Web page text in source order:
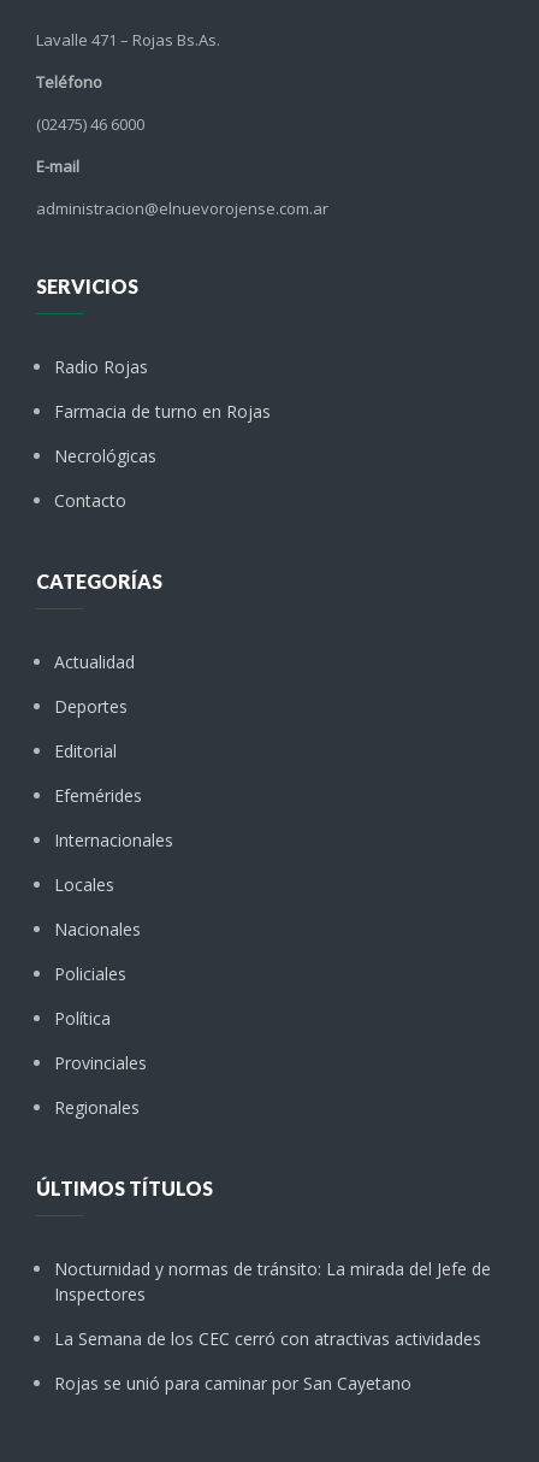
Lavalle 471 – Rojas Bs.As.
Teléfono
(02475) 46 6000
E-mail
administracion@elnuevorojense.com.ar
SERVICIOS
Radio Rojas
Farmacia de turno en Rojas
Necrológicas
Contacto
CATEGORÍAS
Actualidad
Deportes
Editorial
Efemérides
Internacionales
Locales
Nacionales
Policiales
Política
Provinciales
Regionales
ÚLTIMOS TÍTULOS
Nocturnidad y normas de tránsito: La mirada del Jefe de
Inspectores
La Semana de los CEC cerró con atractivas actividades
Rojas se unió para caminar por San Cayetano